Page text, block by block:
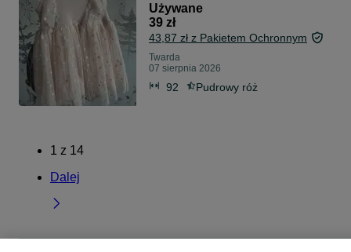
Używane
39 zł
43,87 zł z Pakietem Ochronnym
Twarda
07 sierpnia 2026
92 Pudrowy róż
1 z 14
Dalej